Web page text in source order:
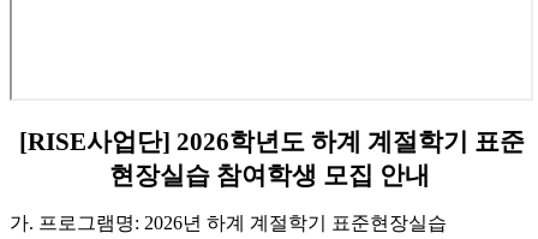
[RISE사업단] 2026학년도 하계 계절학기 표준
현장실습 참여학생 모집 안내
가. 프로그램명: 2026년 하계 계절학기 표준현장실습